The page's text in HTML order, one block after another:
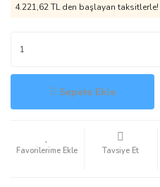
4.221,62 TL den başlayan taksitlerle!
Sepete Ekle
Tavsiye Et